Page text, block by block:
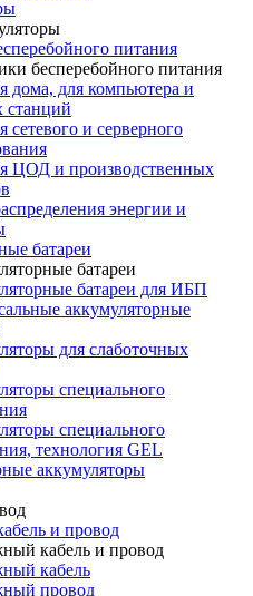
питания
бесперебойного питания
дома, для компьютера и
станций
и серверного
ЦОД и производственных
энергии и
батареи
батареи
батареи для ИБП
аккумуляторные
для слаботочных
специального
специального
технология GEL
аккумуляторы
и провод
кабель и провод
кабель
провод